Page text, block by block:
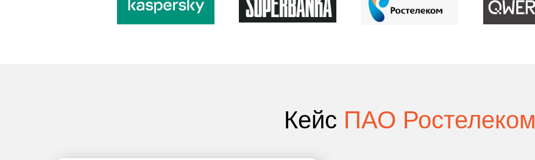
Кейс ПАО Ростелеком